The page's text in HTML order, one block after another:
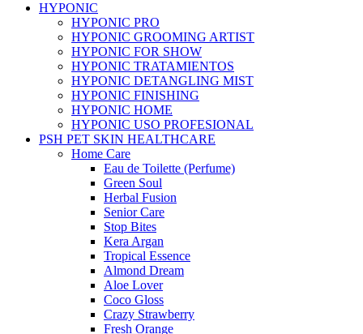
HYPONIC
HYPONIC PRO
HYPONIC GROOMING ARTIST
HYPONIC FOR SHOW
HYPONIC TRATAMIENTOS
HYPONIC DETANGLING MIST
HYPONIC FINISHING
HYPONIC HOME
HYPONIC USO PROFESIONAL
PSH PET SKIN HEALTHCARE
Home Care
Eau de Toilette (Perfume)
Green Soul
Herbal Fusion
Senior Care
Stop Bites
Kera Argan
Tropical Essence
Almond Dream
Aloe Lover
Coco Gloss
Crazy Strawberry
Fresh Orange